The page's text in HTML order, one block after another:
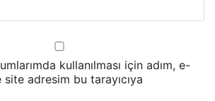
kullanılması için adım, e-
adresim bu tarayıcıya